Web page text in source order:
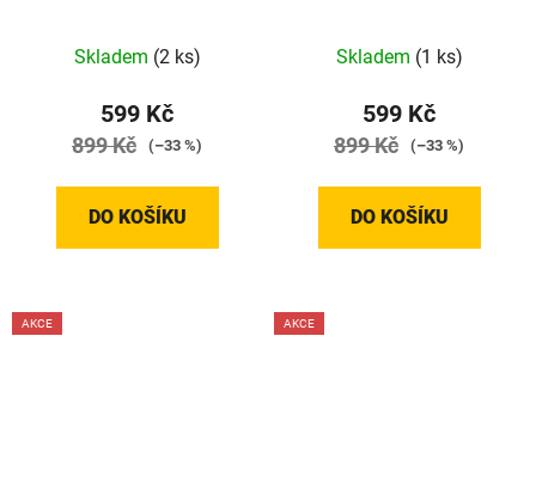
Skladem (2 ks)
599 Kč
899 Kč (–33 %)
DO KOŠÍKU
Skladem (1 ks)
599 Kč
899 Kč (–33 %)
DO KOŠÍKU
AKCE AKCE